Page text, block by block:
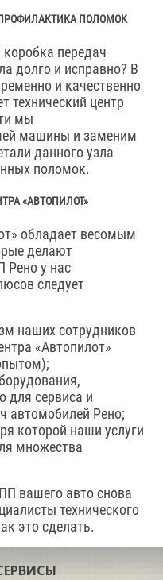
ПОЛОМОК
передач
долго и исправно? В
и качественно
технический центр
мы
машины и заменим
данного узла
поломок.
«АВТОПИЛОТ»
обладает весомым
делают
Рено у нас
следует
наших сотрудников
«Автопилот»
для сервиса и
автомобилей Рено;
которой наши услуги
множества
вашего авто снова
технического
это сделать.